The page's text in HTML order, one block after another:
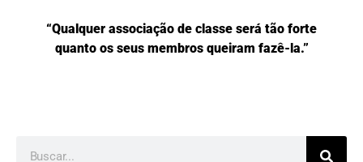
“Qualquer associação de classe será tão forte
quanto os seus membros queiram fazê-la.”